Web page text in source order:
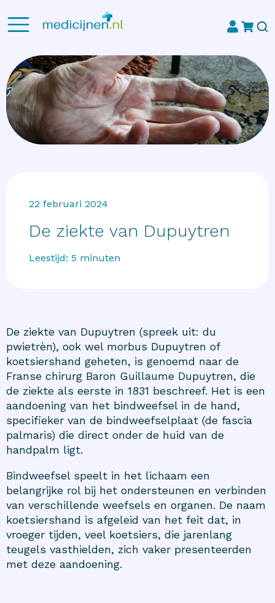
22 februari 2024
De ziekte van Dupuytren
Leestijd: 5 minuten
De ziekte van Dupuytren (spreek uit: du
pwietrèn), ook wel morbus Dupuytren of
koetsiershand geheten, is genoemd naar de
Franse chirurg Baron Guillaume Dupuytren, die
de ziekte als eerste in 1831 beschreef. Het is een
aandoening van het bindweefsel in de hand,
specifieker van de bindweefselplaat (de fascia
palmaris) die direct onder de huid van de
handpalm ligt.
Bindweefsel speelt in het lichaam een
belangrijke rol bij het ondersteunen en verbinden
van verschillende weefsels en organen. De naam
koetsiershand is afgeleid van het feit dat, in
vroeger tijden, veel koetsiers, die jarenlang
teugels vasthielden, zich vaker presenteerden
met deze aandoening.